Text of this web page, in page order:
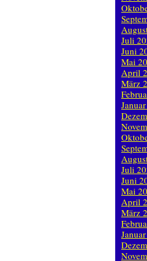
Juli
Juni
Mai
April
März
Juli
Juni
Mai
April
März